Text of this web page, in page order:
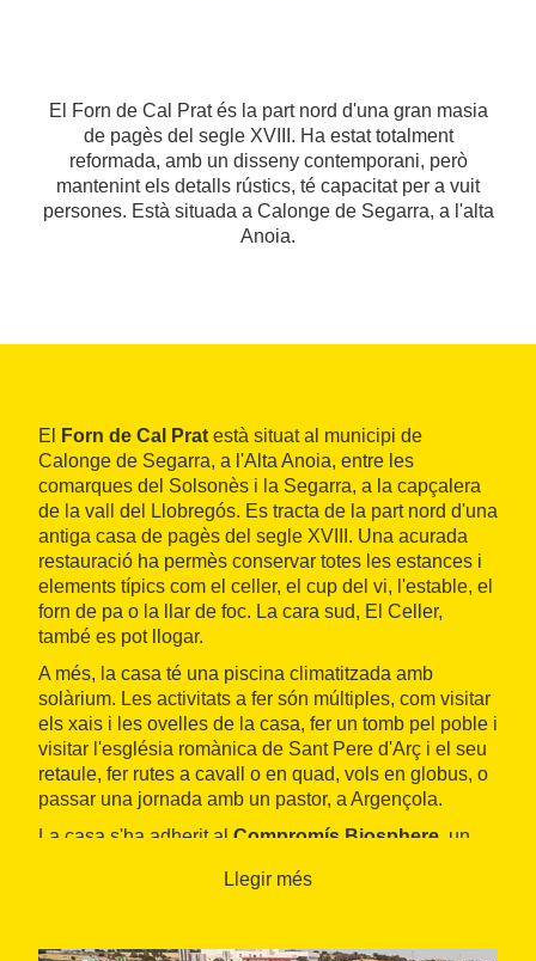
El Forn de Cal Prat és la part nord d'una gran masia
de pagès del segle XVIII. Ha estat totalment
reformada, amb un disseny contemporani, però
mantenint els detalls rústics, té capacitat per a vuit
persones. Està situada a Calonge de Segarra, a l'alta
Anoia.
El Forn de Cal Prat està situat al municipi de
Calonge de Segarra, a l'Alta Anoia, entre les
comarques del Solsonès i la Segarra, a la capçalera
de la vall del Llobregós. Es tracta de la part nord d'una
antiga casa de pagès del segle XVIII. Una acurada
restauració ha permès conservar totes les estances i
elements típics com el celler, el cup del vi, l'estable, el
forn de pa o la llar de foc. La cara sud, El Celler,
també es pot llogar.
A més, la casa té una piscina climatitzada amb
solàrium. Les activitats a fer són múltiples, com visitar
els xais i les ovelles de la casa, fer un tomb pel poble i
visitar l'església romànica de Sant Pere d'Arç i el seu
retaule, fer rutes a cavall o en quad, vols en globus, o
passar una jornada amb un pastor, a Argençola.
La casa s'ha adherit al Compromís Biosphere , un
Llegir més